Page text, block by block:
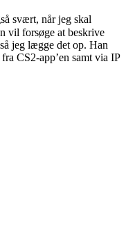
svært, når jeg skal
vil forsøge at beskrive
jeg lægge det op. Han
CS2-app’en samt via IP